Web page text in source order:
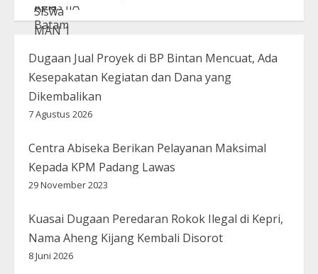
Dugaan Jual Proyek di BP Bintan Mencuat, Ada
Kesepakatan Kegiatan dan Dana yang
Dikembalikan
7 Agustus 2026
Centra Abiseka Berikan Pelayanan Maksimal
Kepada KPM Padang Lawas
29 November 2023
Kuasai Dugaan Peredaran Rokok Ilegal di Kepri,
Nama Aheng Kijang Kembali Disorot
8 Juni 2026